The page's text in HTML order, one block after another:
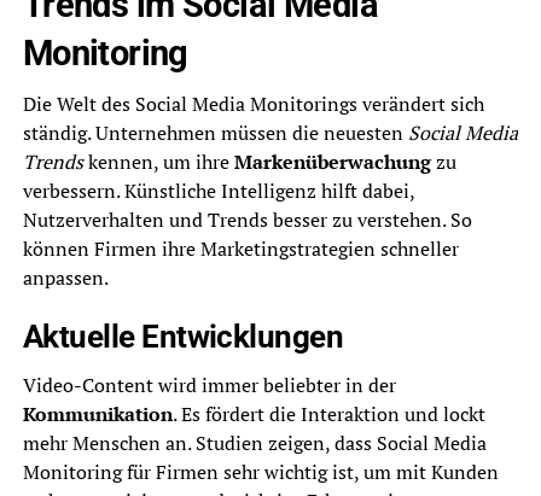
Monitoring
Die Welt des Social Media Monitorings verändert sich
ständig. Unternehmen müssen die neuesten Social Media
Trendskennen, um ihreMarkenüberwachungzu
verbessern. Künstliche Intelligenz hilft dabei,
Nutzerverhalten und Trends besser zu verstehen. So
können Firmen ihre Marketingstrategien schneller
anpassen.
Aktuelle Entwicklungen
Video-Content wird immer beliebter in der
Kommunikation. Es fördert die Interaktion und lockt
mehr Menschen an. Studien zeigen, dass Social Media
Monitoring für Firmen sehr wichtig ist, um mit Kunden